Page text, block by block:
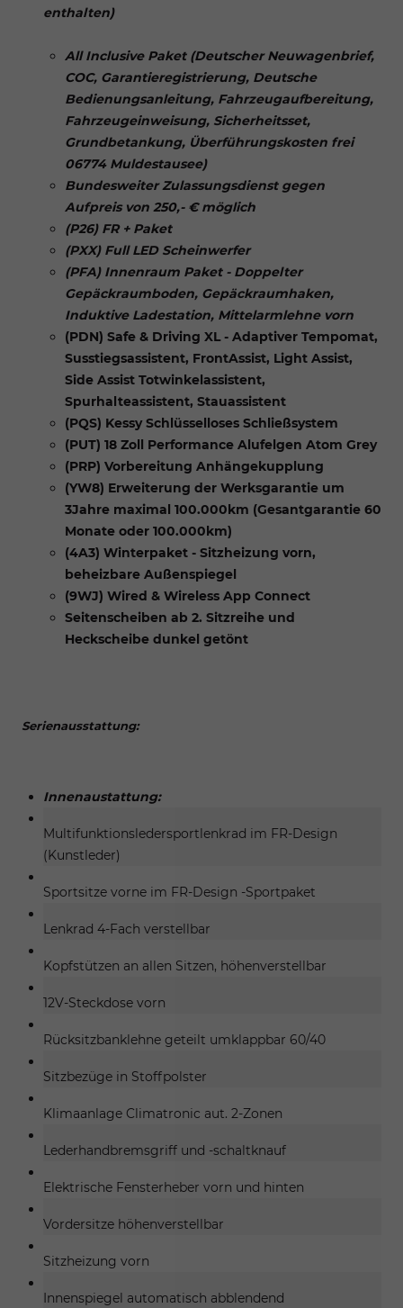
enthalten)
All Inclusive Paket (Deutscher Neuwagenbrief,
COC, Garantieregistrierung, Deutsche
Bedienungsanleitung, Fahrzeugaufbereitung,
Fahrzeugeinweisung, Sicherheitsset,
Grundbetankung, Überführungskosten frei
06774 Muldestausee)
Bundesweiter Zulassungsdienst gegen
Aufpreis von 250,- € möglich
(P26) FR + Paket
(PXX) Full LED Scheinwerfer
(PFA) Innenraum Paket - Doppelter
Gepäckraumboden, Gepäckraumhaken,
Induktive Ladestation, Mittelarmlehne vorn
(PDN) Safe & Driving XL - Adaptiver Tempomat,
Susstiegsassistent, FrontAssist, Light Assist,
Side Assist Totwinkelassistent,
Spurhalteassistent, Stauassistent
(PQS) Kessy Schlüsselloses Schließsystem
(PUT) 18 Zoll Performance Alufelgen Atom Grey
(PRP) Vorbereitung Anhängekupplung
(YW8) Erweiterung der Werksgarantie um
3Jahre maximal 100.000km (Gesantgarantie 60
Monate oder 100.000km)
(4A3) Winterpaket - Sitzheizung vorn,
beheizbare Außenspiegel
(9WJ) Wired & Wireless App Connect
Seitenscheiben ab 2. Sitzreihe und
Heckscheibe dunkel getönt
Serienausstattung:
Innenaustattung:
Multifunktionsledersportlenkrad im FR-Design
(Kunstleder)
Sportsitze vorne im FR-Design -Sportpaket
Lenkrad 4-Fach verstellbar
Kopfstützen an allen Sitzen, höhenverstellbar
12V-Steckdose vorn
Rücksitzbanklehne geteilt umklappbar 60/40
Sitzbezüge in Stoffpolster
Klimaanlage Climatronic aut. 2-Zonen
Lederhandbremsgriff und -schaltknauf
Elektrische Fensterheber vorn und hinten
Vordersitze höhenverstellbar
Sitzheizung vorn
Innenspiegel automatisch abblendend